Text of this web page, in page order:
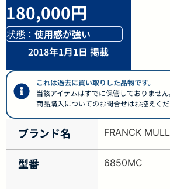
180,000円
状態： 使用感が強い
2018年1月1日 掲載
これは過去に買い取りした品物です。
当該アイテムはすでに保管しておりません
商品購入についてのお問合せはお控えくだ
ブランド名 FRANCK
型番 6850MC